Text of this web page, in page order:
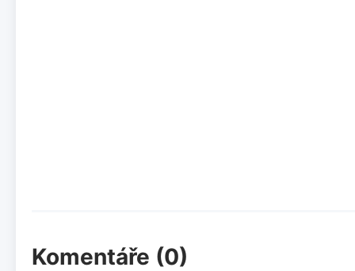
Komentáře (0)